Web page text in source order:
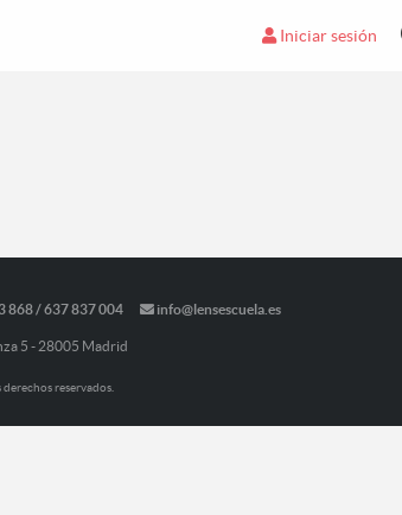
Iniciar sesión
868 / 637 837 004 info@lensescuela.es
5 - 28005 Madrid
reservados.